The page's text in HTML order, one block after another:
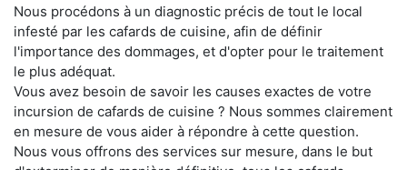
Nous procédons à un diagnostic précis de tout le local
infesté par les cafards de cuisine, afin de définir
l'importance des dommages, et d'opter pour le traitement
le plus adéquat.
Vous avez besoin de savoir les causes exactes de votre
incursion de cafards de cuisine ? Nous sommes clairement
en mesure de vous aider à répondre à cette question.
Nous vous offrons des services sur mesure, dans le but